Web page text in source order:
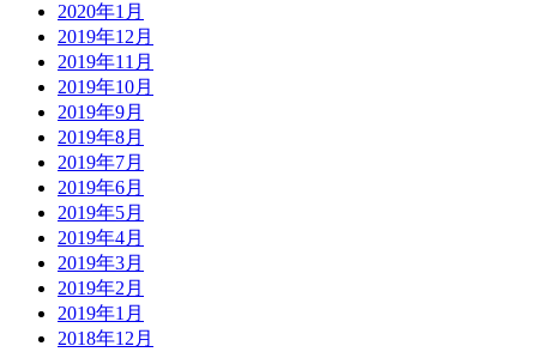
2020年1月
2019年12月
2019年11月
2019年10月
2019年9月
2019年8月
2019年7月
2019年6月
2019年5月
2019年4月
2019年3月
2019年2月
2019年1月
2018年12月